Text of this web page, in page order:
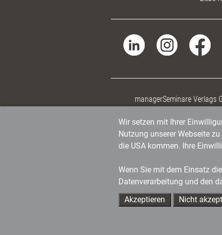
managerSeminare Verlags
Wir setzen mit Ihrer
Nutzung unserer Webseite
die USA kommen. Ihre
Wenn Sie mit dem Einsatz
Datenverarbeitung und den
Akzeptieren
Nicht